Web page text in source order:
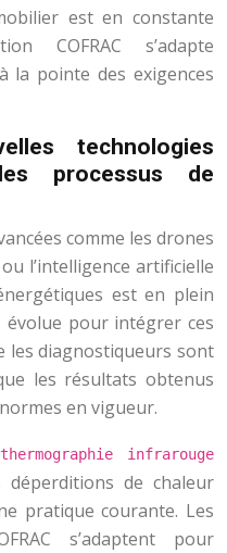
est en constante
COFRAC s’adapte
la pointe des exigences
technologies
processus de
comme les drones
l’intelligence artificielle
est en plein
évolue pour intégrer ces
les diagnostiqueurs sont
les résultats obtenus
en vigueur.
thermographie infrarouge
de chaleur
pratique courante. Les
s’adaptent pour